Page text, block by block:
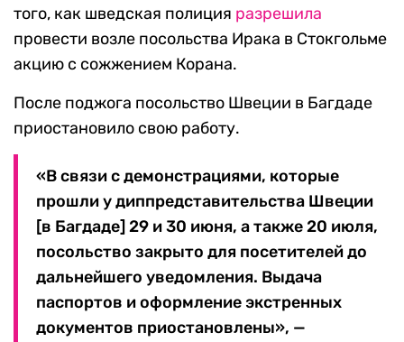
того, как шведская полиция разрешила
провести возле посольства Ирака в Стокгольме
акцию с сожжением Корана.
После поджога посольство Швеции в Багдаде
приостановило свою работу.
«В связи с демонстрациями, которые
прошли у диппредставительства Швеции
[в Багдаде] 29 и 30 июня, а также 20 июля,
посольство закрыто для посетителей до
дальнейшего уведомления. Выдача
паспортов и оформление экстренных
документов приостановлены», —